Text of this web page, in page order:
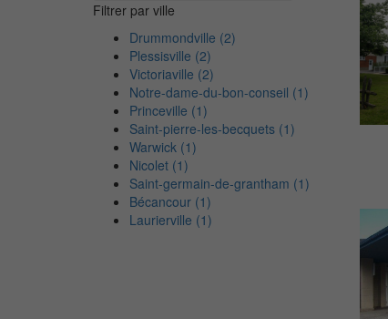
Filtrer par ville
Drummondville (2)
Plessisville (2)
Victoriaville (2)
Notre-dame-du-bon-conseil (1)
Princeville (1)
Saint-pierre-les-becquets (1)
Warwick (1)
Nicolet (1)
Saint-germain-de-grantham (1)
Bécancour (1)
Laurierville (1)